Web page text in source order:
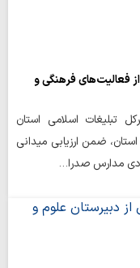
فعالیت‌های فرهنگی و
تبلیغات اسلامی استان
ضمن ارزیابی میدانی
مدارس صدرا…